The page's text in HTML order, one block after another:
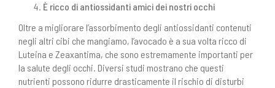
È ricco di antiossidanti amici dei nostri occhi
Oltre a migliorare l’assorbimento degli antiossidanti contenuti
negli altri cibi che mangiamo, l’avocado è a sua volta ricco di
Luteina e Zeaxantima, che sono estremamente importanti per
la salute degli occhi. Diversi studi mostrano che questi
nutrienti possono ridurre drasticamente il rischio di disturbi